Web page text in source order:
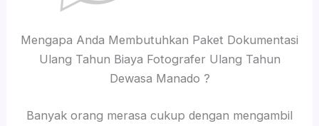
Mengapa Anda Membutuhkan Paket Dokumentasi
Ulang Tahun Biaya Fotografer Ulang Tahun
Dewasa Manado ?
Banyak orang merasa cukup dengan mengambil